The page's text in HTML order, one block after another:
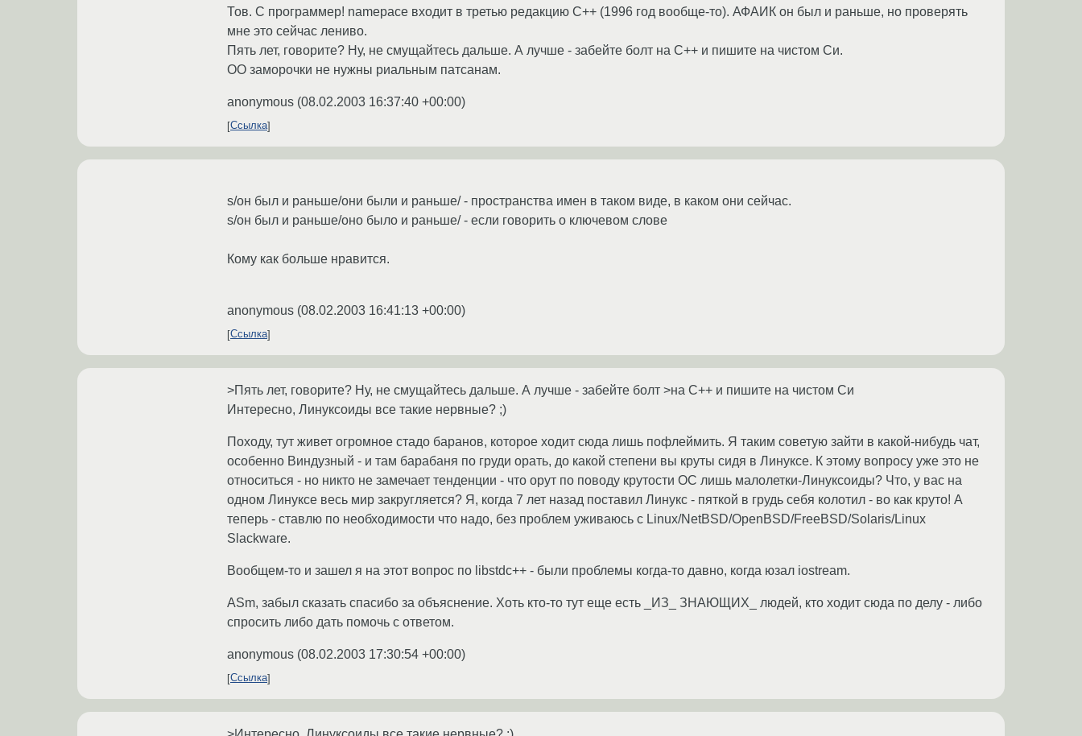
Тов. С программер! namepace входит в третью редакцию С++ (1996 год вообще-то). АФАИК он был и раньше, но проверять
мне это сейчас лениво.
Пять лет, говорите? Ну, не смущайтесь дальше. А лучше - забейте болт на С++ и пишите на чистом Си.
ОО заморочки не нужны риальным патсанам.
anonymous (08.02.2003 16:37:40 +00:00)
Ссылка
s/он был и раньше/они были и раньше/ - пространства имен в таком виде, в каком они сейчас.
s/он был и раньше/оно было и раньше/ - если говорить о ключевом слове
Кому как больше нравится.
anonymous (08.02.2003 16:41:13 +00:00)
Ссылка
>Пять лет, говорите? Ну, не смущайтесь дальше. А лучше - забейте болт >на С++ и пишите на чистом Си
Интересно, Линуксоиды все такие нервные? ;)
Походу, тут живет огромное стадо баранов, которое ходит сюда лишь пофлеймить. Я таким советую зайти в какой-нибудь чат,
особенно Виндузный - и там барабаня по груди орать, до какой степени вы круты сидя в Линуксе. К этому вопросу уже это не
относиться - но никто не замечает тенденции - что орут по поводу крутости ОС лишь малолетки-Линуксоиды? Что, у вас на
одном Линуксе весь мир закругляется? Я, когда 7 лет назад поставил Линукс - пяткой в грудь себя колотил - во как круто! А
теперь - ставлю по необходимости что надо, без проблем уживаюсь с Linux/NetBSD/OpenBSD/FreeBSD/Solaris/Linux
Slackware.
Вообщем-то и зашел я на этот вопрос по libstdc++ - были проблемы когда-то давно, когда юзал iostream.
ASm, забыл сказать спасибо за объяснение. Хоть кто-то тут еще есть _ИЗ_ ЗНАЮЩИХ_ людей, кто ходит сюда по делу - либо
спросить либо дать помочь с ответом.
anonymous (08.02.2003 17:30:54 +00:00)
Ссылка